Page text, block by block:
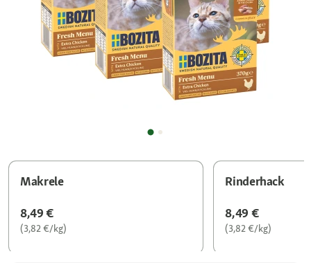
Makrele
8,49 €
(3,82 €/kg)
Rinderhack
8,49 €
(3,82 €/kg)